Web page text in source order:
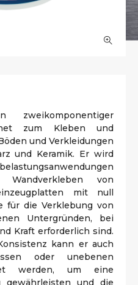
zweikomponentiger
zum Kleben und
und Verkleidungen
und Keramik. Er wird
von
mit null
für die Verklebung von
Untergründen, bei
Kraft erforderlich sind.
kann er auch
oder unebenen
werden, um eine
gewährleisten und die